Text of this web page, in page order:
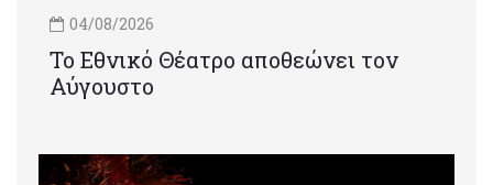
04/08/2026
Το Εθνικό Θέατρο αποθεώνει τον
Αύγουστο